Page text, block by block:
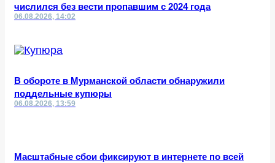
числился без вести пропавшим с 2024 года
06.08.2026, 14:02
В обороте в Мурманской области обнаружили
поддельные купюры
06.08.2026, 13:59
Масштабные сбои фиксируют в интернете по всей